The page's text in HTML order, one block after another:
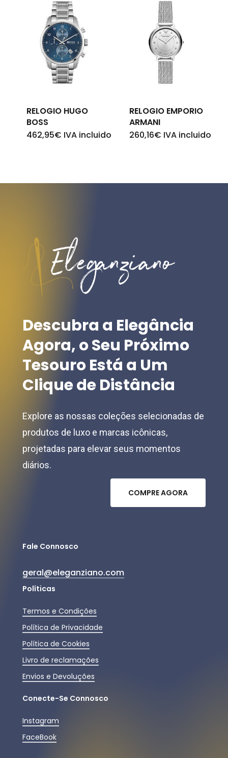
RELOGIO HUGO
BOSS
462,95€ IVA incluido
RELOGIO EMPORIO
ARMANI
260,16€ IVA incluido
Descubra a Elegância
Agora,oSeu Próximo
TesouroEstá a Um
CliquedeDistância
Explore as nossas coleções selecionadas de
produtos de luxo e marcas icônicas,
projetadas para elevar seus momentos
diários.
COMPREAGORA
Fale Connosco
geral@eleganziano.com
Políticas
Termos e Condições
Política de Privacidade
Política de Cookies
Livro de reclamações
Envios e Devoluções
Conecte-Se Connosco
Instagram
FaceBook